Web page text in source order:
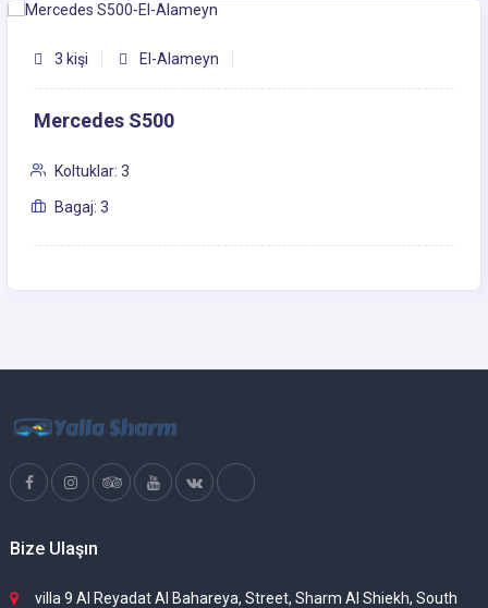
3 kişi El-Alameyn
Mercedes S500
Koltuklar: 3
Bagaj: 3
Bize Ulaşın
villa 9 Al Reyadat Al Bahareya, Street, Sharm Al Shiekh, South